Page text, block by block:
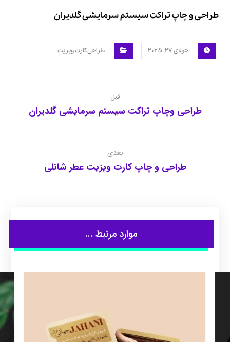
طراحی و چاپ تراکت سیستم سرمایشی گلدیران
جولای ۲۷, ۲۰۲۵ طراحی کارت ویزیت
قبل
طراحی وچاپ تراکت سیستم سرمایشی گلدیران
بعدی
طراحی و چاپ کارت ویزیت عطر شانلی
موارد مرتبط ...